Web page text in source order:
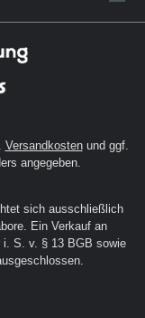
Versandkostenund ggf.
angegeben.
sich ausschließlich
Ein Verkauf an
i. S. v. § 13 BGB sowie